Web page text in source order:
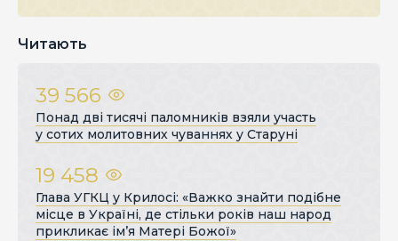
Читають
39 566
Понад дві тисячі паломників взяли участь
у сотих молитовних чуваннях у Старуні
19 458
Глава УГКЦ у Крилосі: «Важко знайти подібне
місце в Україні, де стільки років наш народ
прикликає ім’я Матері Божої»